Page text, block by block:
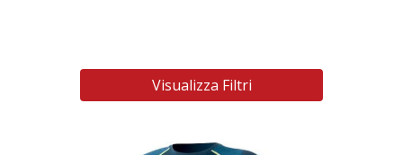
Visualizza Filtri